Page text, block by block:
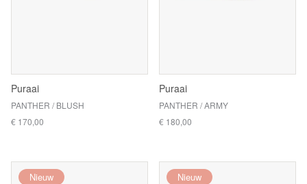
Puraai
PANTHER / BLUSH
€ 170,00
Puraai
PANTHER / ARMY
€ 180,00
Nieuw Nieuw